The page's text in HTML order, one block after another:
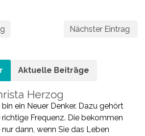
Nächster Eintrag
Aktuelle Beiträge
Herzog
bin ein Neuer Denker. Dazu gehört
richtige Frequenz. Die bekommen
nur dann, wenn Sie das Leben